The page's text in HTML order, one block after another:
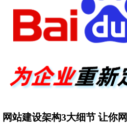
网站建设架构3大细节 让你